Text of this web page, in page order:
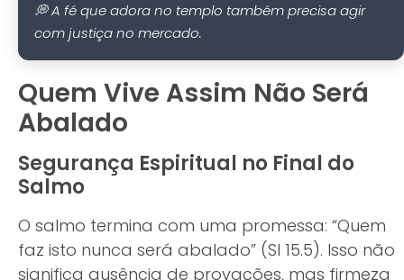
💭 A fé que adora no templo também precisa agir
com justiça no mercado.
Quem Vive Assim Não Será
Abalado
Segurança Espiritual no Final do
Salmo
O salmo termina com uma promessa: “Quem
faz isto nunca será abalado” (Sl 15.5). Isso não
significa ausência de provações, mas firmeza